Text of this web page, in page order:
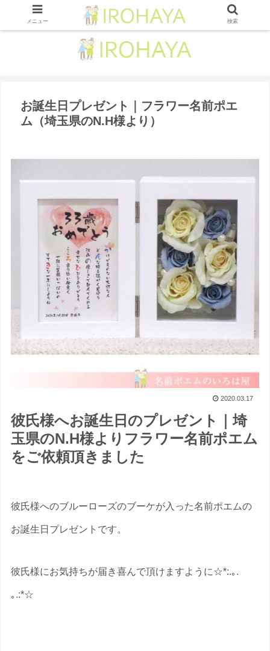
お誕生日プレゼント｜フラワー名前ポエ
ム（埼玉県のN.H様より ）
2020.03.17
彼氏様へお誕生日のプレゼント｜埼
玉県のN.H様よりフラワー名前ポエム
をご依頼頂きました
彼氏様へのブルーローズのブーケが入った名前ポエムの
お誕生日プレゼントです。
彼氏様にお気持ちが届き喜んで頂けますように☆*:.｡.
｡.:*☆
メニュー 検索